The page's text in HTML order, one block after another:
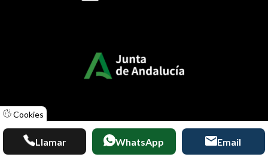
Cookies
Llamar WhatsApp Email